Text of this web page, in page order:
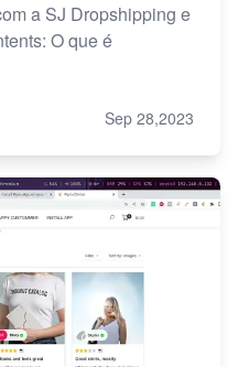
a SJ Dropshipping e
O que é
Sep 28,2023